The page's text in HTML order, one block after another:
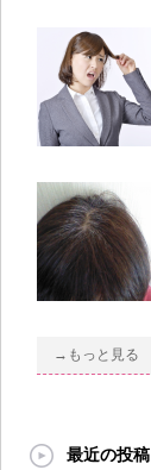
→もっと見る
最近の投稿